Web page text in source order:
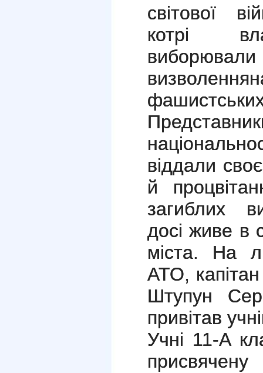
світової
котрі
віддали
й
загиблих
досі живе в
міста. На
АТО,
Штупун
привітав
Учні 11-А